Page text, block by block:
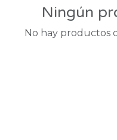
Ningún
No hay productos